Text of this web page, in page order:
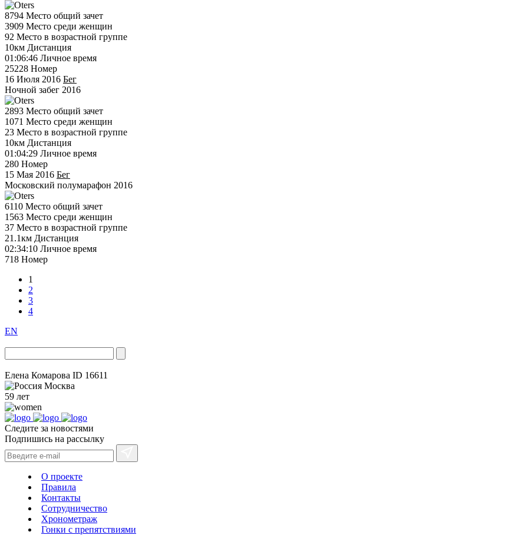
8794 Место общий зачет
3909 Место среди женщин
92 Место в возрастной группе
10км Дистанция
01:06:46 Личное время
25228 Номер
16 Июля 2016 Бег
Ночной забег 2016
2893 Место общий зачет
1071 Место среди женщин
23 Место в возрастной группе
10км Дистанция
01:04:29 Личное время
280 Номер
15 Мая 2016 Бег
Московский полумарафон 2016
6110 Место общий зачет
1563 Место среди женщин
37 Место в возрастной группе
21.1км Дистанция
02:34:10 Личное время
718 Номер
1
2
3
4
EN
Елена Комарова ID 16611
Москва
59 лет
Следите за новостями
Подпишись на рассылку
О проекте
Правила
Контакты
Сотрудничество
Хронометраж
Гонки с препятствиями